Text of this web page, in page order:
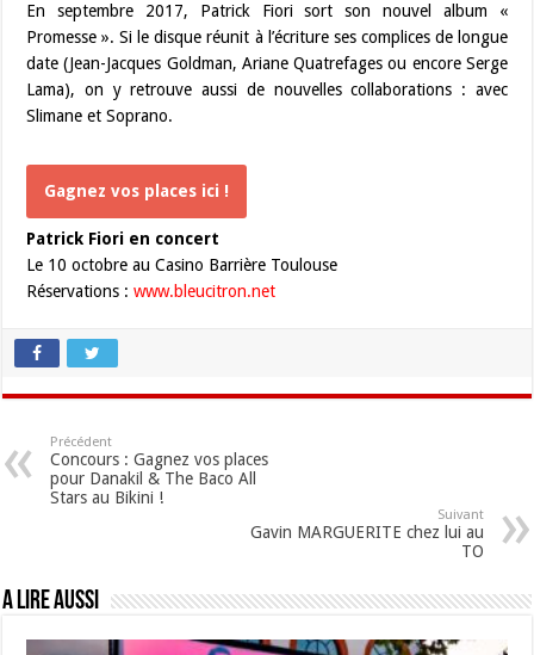
En septembre 2017, Patrick Fiori sort son nouvel album «
Promesse ». Si le disque réunit à l’écriture ses complices de longue
date (Jean-Jacques Goldman, Ariane Quatrefages ou encore Serge
Lama), on y retrouve aussi de nouvelles collaborations : avec
Slimane et Soprano.
Gagnez vos places ici !
Patrick Fiori en concert
Le 10 octobre au Casino Barrière Toulouse
Réservations :www.bleucitron.net
Précédent
Concours : Gagnez vos places
pour Danakil & The Baco All
Stars au Bikini !
Suivant
Gavin MARGUERITE chez lui au
TO
A lire aussi